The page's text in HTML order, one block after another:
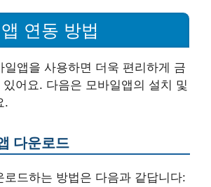
연동 방법
일앱을 사용하면 더욱 편리하게 금
어요. 다음은 모바일앱의 설치 및
.
다운로드
로드하는 방법은 다음과 같답니다: